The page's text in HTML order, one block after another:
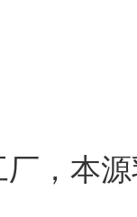
发展
驼的
、巴
但是
，本